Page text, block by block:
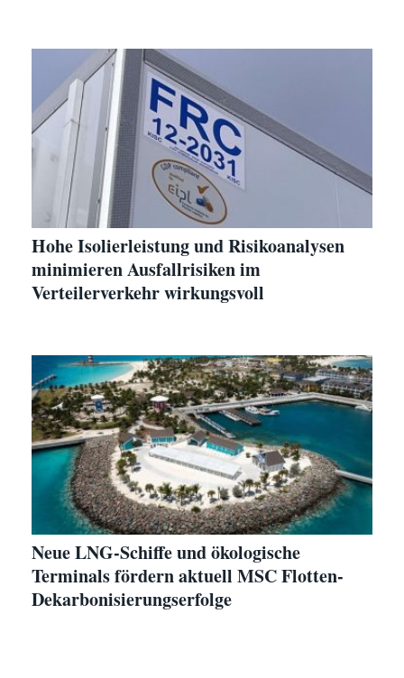
Hohe Isolierleistung und Risikoanalysen
minimieren Ausfallrisiken im
Verteilerverkehr wirkungsvoll
Neue LNG-Schiffe und ökologische
Terminals fördern aktuell MSC Flotten-
Dekarbonisierungserfolge